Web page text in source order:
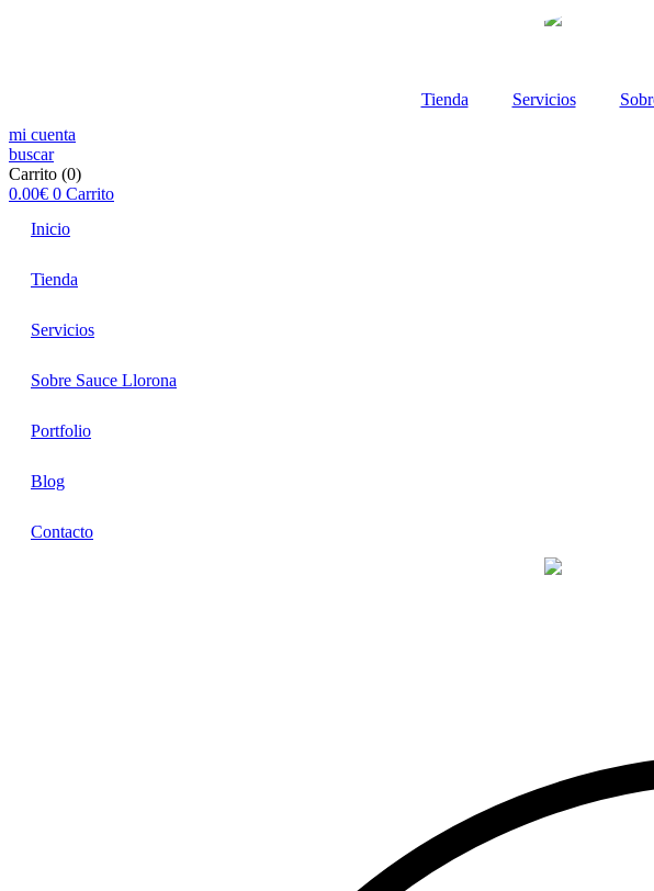
Tienda Servicios
mi cuenta
buscar
Carrito (0)
0.00€ 0 Carrito
Inicio
Tienda
Servicios
Sobre Sauce Llorona
Portfolio
Blog
Contacto